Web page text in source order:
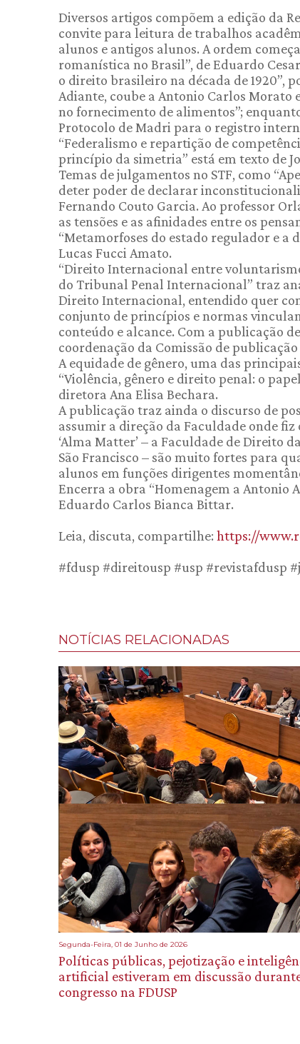
Diversos artigos compõem a edição da
convite para leitura de trabalhos
alunos e antigos alunos. A ordem
romanística no Brasil”, de Eduardo
o direito brasileiro na década de 1920”,
Adiante, coube a Antonio Carlos Morato
no fornecimento de alimentos”;
Protocolo de Madri para o registro
“Federalismo e repartição de
princípio da simetria” está em texto de
Temas de julgamentos no STF, como
deter poder de declarar
Fernando Couto Garcia. Ao professor
as tensões e as afinidades entre os
“Metamorfoses do estado regulador e
Lucas Fucci Amato.
“Direito Internacional entre
do Tribunal Penal Internacional” traz
Direito Internacional, entendido quer
conjunto de princípios e normas
conteúdo e alcance. Com a publicação
coordenação da Comissão de publicação
A equidade de gênero, uma das
“Violência, gênero e direito penal: o
diretora Ana Elisa Bechara.
A publicação traz ainda o discurso de
assumir a direção da Faculdade onde
‘Alma Matter’ – a Faculdade de Direito
São Francisco – são muito fortes para
alunos em funções dirigentes
Encerra a obra “Homenagem a Antonio
Eduardo Carlos Bianca Bittar.
Leia, discuta, compartilhe: https://
#fdusp #direitousp #usp #revistafdusp
NOTÍCIAS RELACIONADAS
Segunda-Feira, 01 de Junho de 2026
Políticas públicas, pejotização e
artificial estiveram em discussão
congresso na FDUSP